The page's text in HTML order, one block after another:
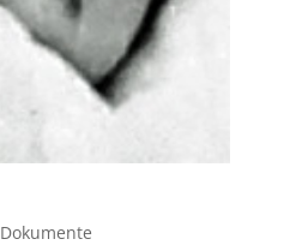
Dokumente